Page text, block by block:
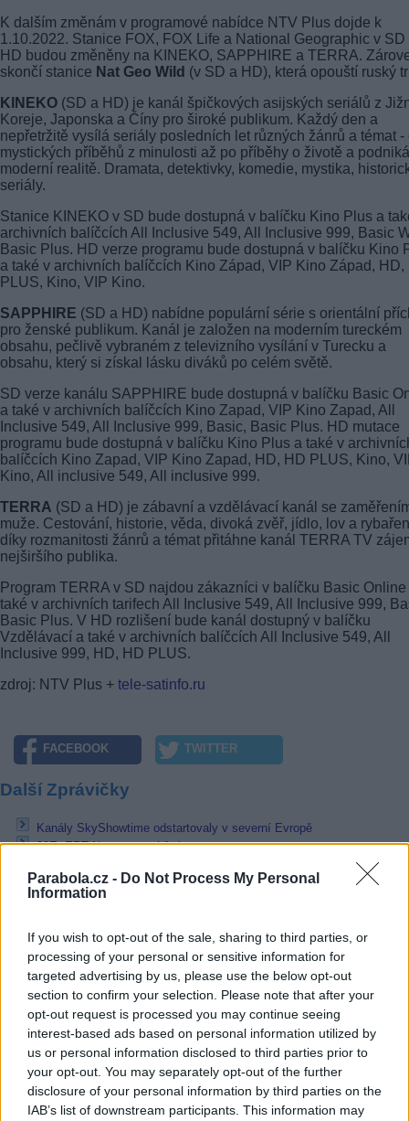
Parabola.cz - Do Not Process My Personal
Information
If you wish to opt-out of the sale, sharing to third parties, or
processing of your personal or sensitive information for
targeted advertising by us, please use the below opt-out
section to confirm your selection. Please note that after your
opt-out request is processed you may continue seeing
interest-based ads based on personal information utilized by
us or personal information disclosed to third parties prior to
your opt-out. You may separately opt-out of the further
disclosure of your personal information by third parties on the
IAB’s list of downstream participants. This information may
K dalším změnám v programové nabídce NTV Plus dojde k
1.10.2022. Stanice FOX, FOX Life a National Geographic v SD
HD budou změněny na KINEKO, SAPPHIRE a TERRA.
skončí stanice Nat Geo Wild (v SD a HD), která opouští ruský
KINEKO (SD a HD) je kanál špičkových asijských seriálů z
Koreje, Japonska a Číny pro široké publikum. Každý den a
nepřetržitě vysílá seriály posledních let různých žánrů a témat -
mystických příběhů z minulosti až po příběhy o životě a
moderní realitě. Dramata, detektivky, komedie, mystika,
seriály.
Stanice KINEKO v SD bude dostupná v balíčku Kino Plus a
archivních balíčcích All Inclusive 549, All Inclusive 999, Basic
Basic Plus. HD verze programu bude dostupná v balíčku Kino
a také v archivních balíčcích Kino Západ, VIP Kino Západ, HD,
PLUS, Kino, VIP Kino.
SAPPHIRE (SD a HD) nabídne populární série s orientální
pro ženské publikum. Kanál je založen na moderním tureckém
obsahu, pečlivě vybraném z televizního vysílání v Turecku a
obsahu, který si získal lásku diváků po celém světě.
SD verze kanálu SAPPHIRE bude dostupná v balíčku Basic
a také v archivních balíčcích Kino Zapad, VIP Kino Zapad, All
Inclusive 549, All Inclusive 999, Basic, Basic Plus. HD mutace
programu bude dostupná v balíčku Kino Plus a také v
balíčcích Kino Zapad, VIP Kino Zapad, HD, HD PLUS, Kino,
Kino, All inclusive 549, All inclusive 999.
TERRA (SD a HD) je zábavní a vzdělávací kanál se
muže. Cestování, historie, věda, divoká zvěř, jídlo, lov a
díky rozmanitosti žánrů a témat přitáhne kanál TERRA TV
nejširšího publika.
Program TERRA v SD najdou zákazníci v balíčku Basic Online
také v archivních tarifech All Inclusive 549, All Inclusive 999,
Basic Plus. V HD rozlišení bude kanál dostupný v balíčku
Vzdělávací a také v archivních balíčcích All Inclusive 549, All
Inclusive 999, HD, HD PLUS.
zdroj: NTV Plus + tele-satinfo.ru
FACEBOOK TWITTER
Další Zprávičky
Kanály SkyShowtime odstartovaly v severní Evropě
39E: ERT News z nové frekvence
Přečtěte si také
Kanály SkyShowtime odstartovaly v severní Evropě
39E: ERT News z nové frekvence
19,2E: Sky Cinema Classics a Sky Cinema Fun přešly na HD
Reklama
Pracovní nabídky
06.08.2026 -
Bosch Powertrain s.r.o. Jihlava • CNC operátor• mzda
Kč • náborový bonus 50.000 Kč • příspěvek na ubytování (Jihlava,
Jihlava)